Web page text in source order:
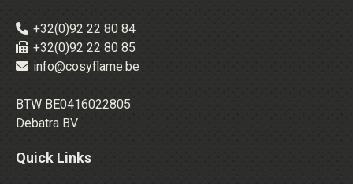
+32(0)92 22 80 84
+32(0)92 22 80 85
info@cosyflame.be
BTW BE0416022805
Debatra BV
Quick Links